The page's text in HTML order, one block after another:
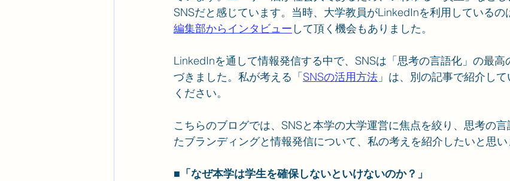
SNSだと感じています。当時、大学教員がLinkedInを利用している
編集部からインタビュー して頂く機会もありました。
LinkedInを通して情報発信する中で、SNSは「思考の言語化」の最
づきました。私が考える「SNSの活用方法 」は、別の記事で紹介し
ください。
こちらのブログでは、SNSと本学の大学運営に焦点を絞り、思考の
たブランディングと情報発信について、私の考えを紹介したいと思い
■「なぜ本学は学生を確保しないといけないのか？」